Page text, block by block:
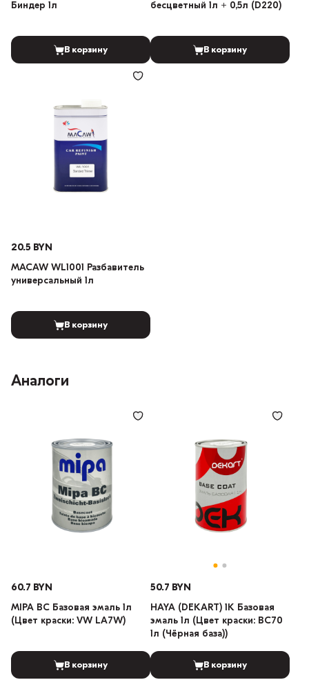
Биндер 1л
В корзину
бесцветный 1л + 0,5л (D220)
В корзину
20.5 BYN
MACAW WL1001 Разбавитель
универсальный 1л
В корзину
Аналоги
60.7 BYN
MIPA BC Базовая эмаль 1л
(Цвет краски: VW LA7W)
В корзину
50.7 BYN
HAYA (DEKART) 1К Базовая
эмаль 1л (Цвет краски: BC70
1л (Чёрная база))
В корзину